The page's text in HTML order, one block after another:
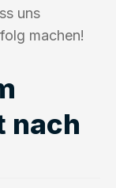
uns
machen!
nach